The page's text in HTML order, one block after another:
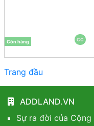
CC
Còn hàng
Trang đầu
ADDLAND.VN
Sự ra đời của Cộng